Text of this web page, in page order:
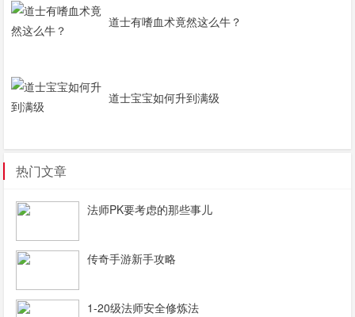
道士有嗜血术竟然这么牛？
道士宝宝如何升到满级
热门文章
法师PK要考虑的那些事儿
传奇手游新手攻略
1-20级法师安全修炼法